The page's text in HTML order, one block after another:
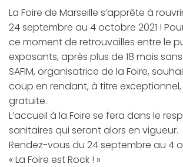
La Foire de Marseille s’apprête à
24 septembre au 4 octobre 2021 !
ce moment de retrouvailles entre le
exposants, après plus de 18 mois
SAFIM, organisatrice de la Foire,
coup en rendant, à titre exceptionnel,
gratuite.
L’accueil à la Foire se fera dans le
sanitaires qui seront alors en vigueur.
Rendez-vous du 24 septembre au 4
« La Foire est Rock ! »